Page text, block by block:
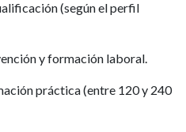
(según el perfil
y formación laboral.
práctica (entre 120 y 240